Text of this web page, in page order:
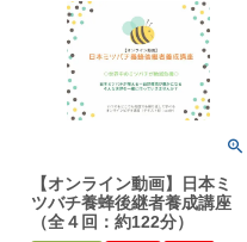
【オンライン動画】日本ミ
ツバチ養蜂後継者養成講座
（全４回：約122分）